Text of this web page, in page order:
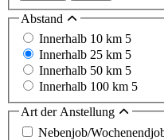
Abstand
Innerhalb 10 km 5
Innerhalb 25 km 5
Innerhalb 50 km 5
Innerhalb 100 km 5
Art der Anstellung
Nebenjob/